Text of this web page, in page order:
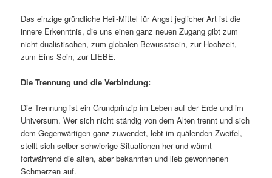
Das einzige gründliche Heil-Mittel für Angst jeglicher Art ist die
innere Erkenntnis, die uns einen ganz neuen Zugang gibt zum
nicht-dualistischen, zum globalen Bewusstsein, zur Hochzeit,
zum Eins-Sein, zur LIEBE.
Die Trennung und die Verbindung:
Die Trennung ist ein Grundprinzip im Leben auf der Erde und im
Universum. Wer sich nicht ständig von dem Alten trennt und sich
dem Gegenwärtigen ganz zuwendet, lebt im quälenden Zweifel,
stellt sich selber schwierige Situationen her und wärmt
fortwährend die alten, aber bekannten und lieb gewonnenen
Schmerzen auf.